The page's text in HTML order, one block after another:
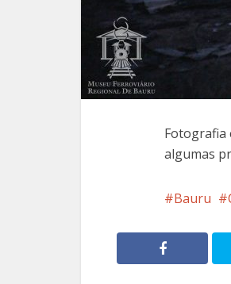
Fotografia
algumas
Bauru